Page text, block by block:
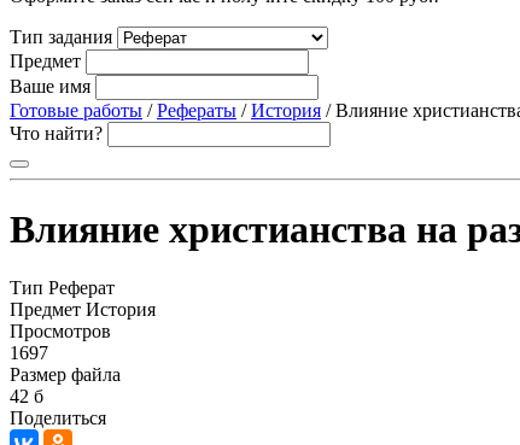
Тип задания
Предмет
Ваше имя
Готовые работы /Рефераты /История / Влияние
Что найти?
Влияние христианства на
Тип Реферат
Предмет История
Просмотров
1697
Размер файла
42 б
Поделиться